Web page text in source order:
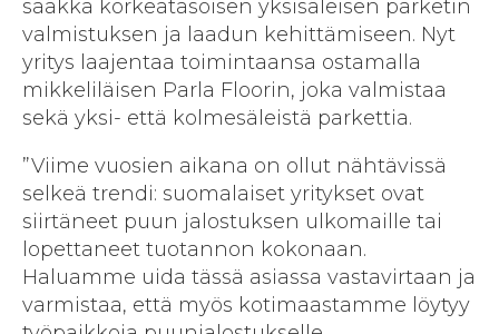
saakka korkeatasoisen yksisäleisen parketin
valmistuksen ja laadun kehittämiseen. Nyt
yritys laajentaa toimintaansa ostamalla
mikkeliläisen Parla Floorin, joka valmistaa
sekä yksi- että kolmesäleistä parkettia.
”Viime vuosien aikana on ollut nähtävissä
selkeä trendi: suomalaiset yritykset ovat
siirtäneet puun jalostuksen ulkomaille tai
lopettaneet tuotannon kokonaan.
Haluamme uida tässä asiassa vastavirtaan ja
varmistaa, että myös kotimaastamme löytyy